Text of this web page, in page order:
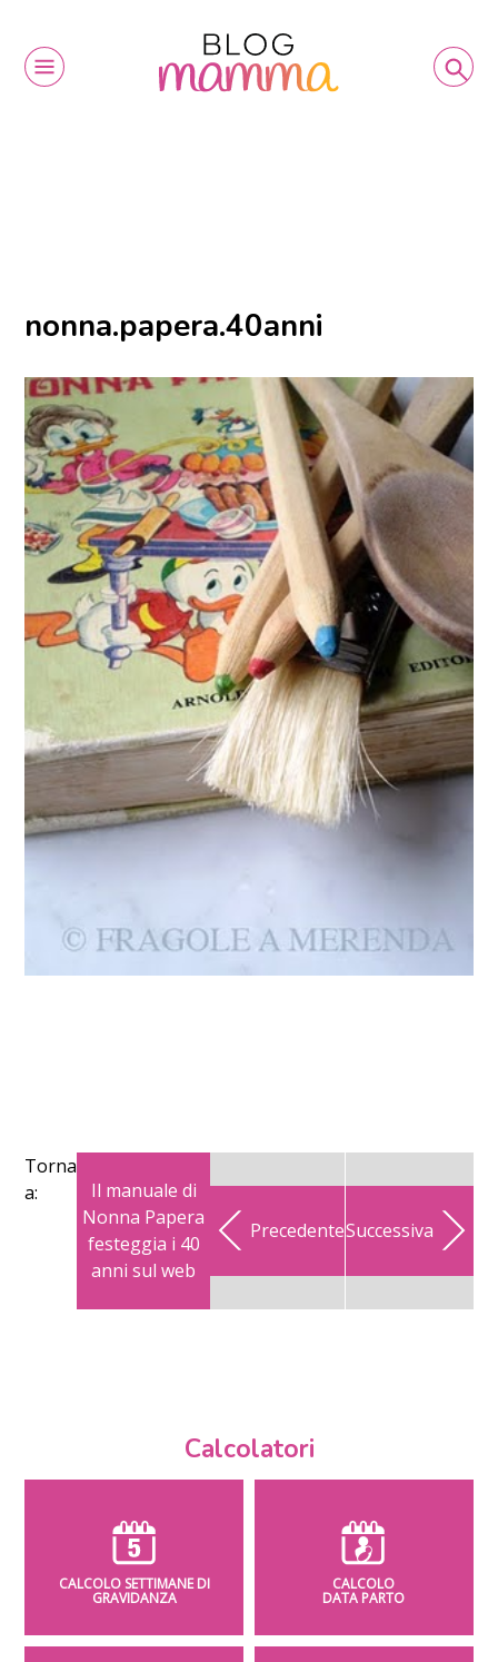
nonna.papera.40anni
Torna
a:
Il manuale di
Nonna Papera
festeggia i 40
anni sul web
PrecedenteSuccessiva
Calcolatori
CALCOLO SETTIMANE DI
GRAVIDANZA
CALCOLO
DATA PARTO